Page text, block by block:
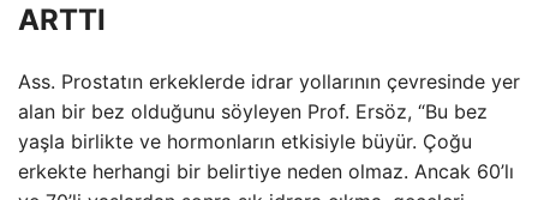
ARTTI
Ass. Prostatın erkeklerde idrar yollarının çevresinde yer
alan bir bez olduğunu söyleyen Prof. Ersöz, “Bu bez
yaşla birlikte ve hormonların etkisiyle büyür. Çoğu
erkekte herhangi bir belirtiye neden olmaz. Ancak 60’lı